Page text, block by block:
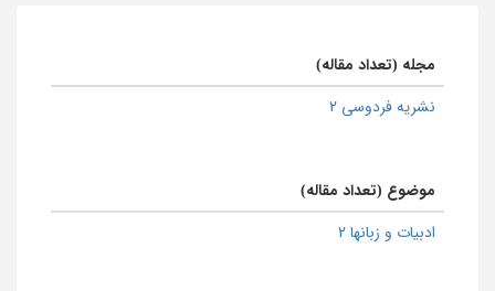
مجله (تعداد مقاله)
نشریه فردوسی 2
موضوع (تعداد مقاله)
ادبیات و زبانها 2